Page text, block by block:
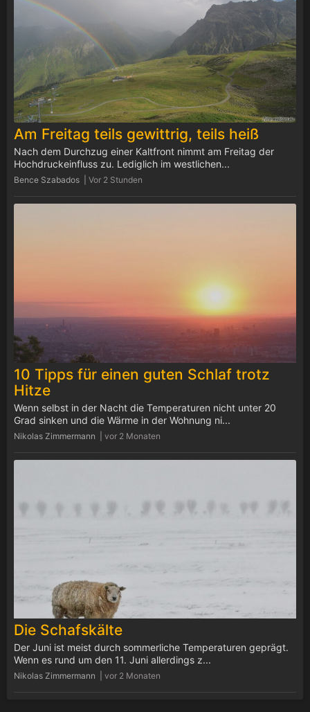
Am Freitag teils gewittrig, teils heiß
Bence Szabados | Vor 2 Stunden
Nach dem Durchzug einer Kaltfront nimmt am Freitag der
Hochdruckeinfluss zu. Lediglich im westlichen...
10 Tipps für einen guten Schlaf trotz
Hitze
Nikolas Zimmermann | vor 2 Monaten
Wenn selbst in der Nacht die Temperaturen nicht unter 20
Grad sinken und die Wärme in der Wohnung ni...
Die Schafskälte
Nikolas Zimmermann | vor 2 Monaten
Der Juni ist meist durch sommerliche Temperaturen geprägt.
Wenn es rund um den 11. Juni allerdings z...